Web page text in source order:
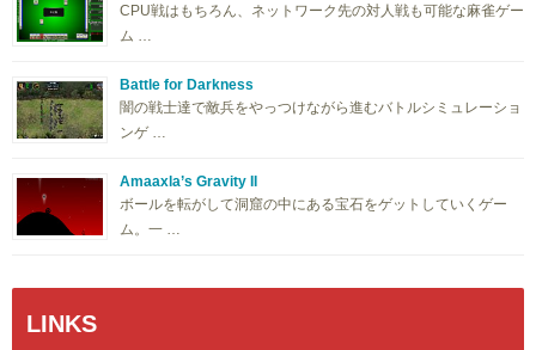
CPU戦はもちろん、ネットワーク先の対人戦も可能な麻雀ゲー
ム …
Battle for Darkness
闇の戦士達で敵兵をやっつけながら進むバトルシミュレーショ
ンゲ …
Amaaxla’s Gravity II
ボールを転がして洞窟の中にある宝石をゲットしていくゲー
ム。一 …
LINKS